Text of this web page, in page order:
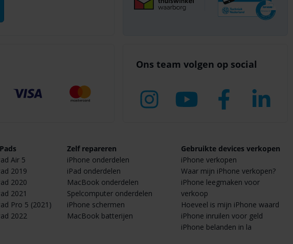
Ons team volgen op social
Air 5
2019
2020
2021
Pro 5 (2021)
2022
Zelf repareren
iPhone onderdelen
iPad onderdelen
MacBook onderdelen
Spelcomputer onderdelen
iPhone schermen
MacBook batterijen
Gebruikte devices verkopen
iPhone verkopen
Waar mijn iPhone verkopen?
iPhone leegmaken voor
verkoop
Hoeveel is mijn iPhone waard
iPhone inruilen voor geld
iPhone belanden in la